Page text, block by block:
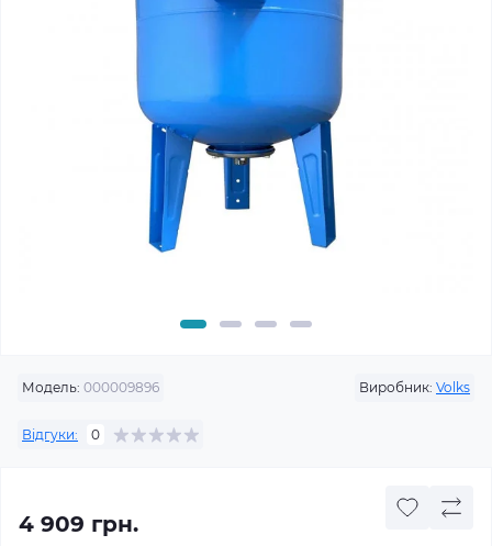
Модель: 000009896 Виробник: Volks
Відгуки: 0
4 909 грн.